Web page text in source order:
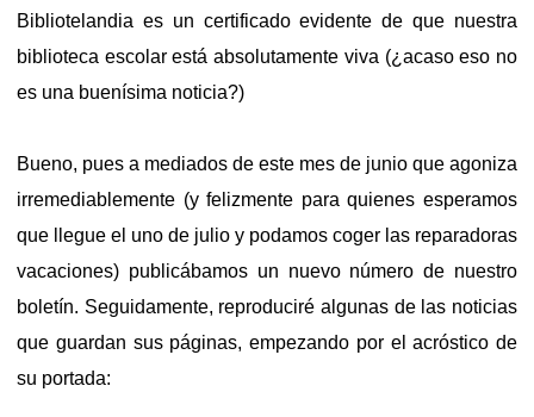
Bibliotelandia es un certificado evidente de que nuestra
biblioteca escolar está absolutamente viva (¿acaso eso no
es una buenísima noticia?)
Bueno, pues a mediados de este mes de junio que agoniza
irremediablemente (y felizmente para quienes esperamos
que llegue el uno de julio y podamos coger las reparadoras
vacaciones) publicábamos un nuevo número de nuestro
boletín. Seguidamente, reproduciré algunas de las noticias
que guardan sus páginas, empezando por el acróstico de
su portada: